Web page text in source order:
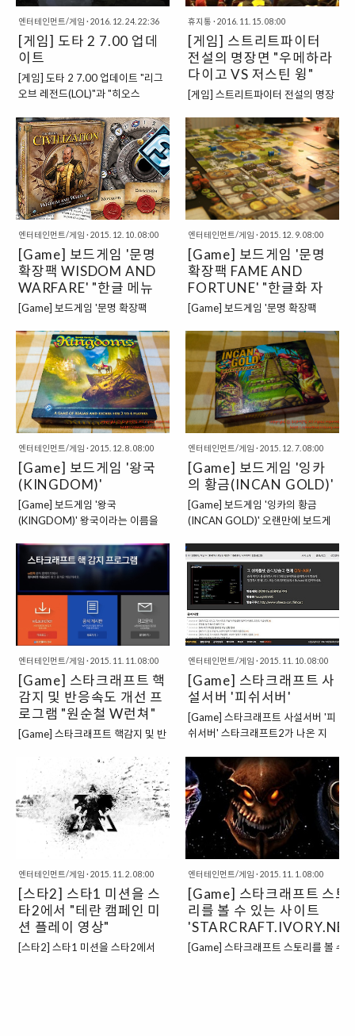
가담했던 야구 선수들 역시도 앞으
로는 더 이상 야구로 밥벌이를 할 수
없도록 아주 강력한 제재를 가하는
것이 보통이지요. 하지만, 스타크래
프트 리그의 경우에는 이것보다 더
욱더 가혹했습니다. "이제 막 자리
잡아가고 있는 스타크래프트 리그
의 존폐 여부에 위협을 준 사건" 스
타크래프트의 승부조작 사건은 다
른 스포츠에 비해서 그 여파가 훨씬
더 컸습니다. 그도 그럴 것이 프로야
구 혹은..
했는데요. 바로 "바투"라는 이름의
게임이었지요. "바투리그에 출전한
바둑 기사들" 바투라는 게임은 바둑
을 기반으로 하지만, 바둑을 조금 변
형시킨 형태의 게임이랍니다. 바둑
의 룰에 컴퓨터 게임과 같은 요소로
추가할 수 있는 부분을 추가한 게임
인데요. 그래도 기반이 바둑이었던
만큼, 바투 게임 리그에서는 우리가
과거에 바둑 리그에서나 볼 수 있었
던 선수들이 "헤드셋"을 쓰고 컴퓨
터 앞에 앉아..
엔터테인먼트/게임 · 2016. 12. 24. 22:36
[게임] 도타 2 7.00 업데
이트
[게임] 도타 2 7.00 업데이트 "리그
오브 레전드(LOL)"과 "히오스
버지 격이라고 할 수 있는 게임인
"도타 2"가 11년 만에 업데이트를
진행했습니다. 기존의 버전은
"6.88"이었는데요. 순식간에 7.00
으로 업데이트가 되면서 많은 부분
이 변경되었습니다. 이번 업데이트
를 통해서 신규 영웅인 "MONKEY
KING(손오공)"을 등장시킴과 동시
에 다양한 부분에 있어서, 대대적인
업데이트를 감행했습니다. 저도 한
때는 도타 2라는 게임을 조금 즐겼
고 있었는데, 갑작스럽게 업데이트
가 단행이 되니 당황스럽기는 합니
다. "방대한 양의 업데이트가 진행
된 도타 2 7.00 버전" "도타 2
7.00" 버전이 공개된 이후, 온라인
에..
휴지통 · 2016. 11. 15. 08:00
[게임] 스트리트파이터
전설의 명장면 "우메하라
다이고 VS 저스틴 윙"
[게임] 스트리트파이터 전설의 명장
개인적으로 격투 게임에 많은 흥미
를 가지고 있지는 않지만, 이 장면은
우연히 한 번쯤이라도 꼭 본 영성이
아닐까 싶다. 이 영상을 처음 보았을
때가 아마도, "역대 최고의 역전 장
면 모음"과 같은 영상에서였다고 할
수 있었는데 스트리트파이터라는
게임을 잘 모르는 소인배닷컴 조차
도 이 장면에 깜작 놀랐다고 할 수
있을 것 같기도 하다. 정말 짧은 순
간이었지만, 이 영상을 한 번만 보고
도 기억이 나서, 나중에 일부러 찾아
보기도 했으니 말이다. ▲ EVO
2014 경기장면 모습 (이미지 출처 :
구글 검색) "미국의 EVO 2004
(Evolution Championship Series
2004)에서 나왔던 전설적인 장면"
그 장면은 바..
엔터테인먼트/게임 · 2015. 12. 10. 08:00
[Game] 보드게임 '문명
확장팩 WISDOM AND
WARFARE' "한글 메뉴
얼"
[Game] 보드게임 '문명 확장팩
메뉴얼" 바로 이전 포스팅에서 "문
명 첫번째 확장팩 FAME AND
FORTUNE"의 가내수공업 한글화
자료를 공개해보았습니다. 이번에
도 그와 비슷한 내용으로 FAME
AND FORTUNE 이후에 출시된 문
명 확장팩과 관련이 있는 자료라고
할 수 있겠습니다. 바로 문명 보드게
임의 두번째 확장팩 "WISDOM
AND WARFARE"의 한글 메뉴얼
버전이라고 할 수 있을 것인데요. 다
른 내용은 없고, 한글 메뉴얼 자료만
한번 업로드를 해보려고 합니다. ▲
문명 2번째 확장팩 WISDOM
AND WARFARE (이미지 출처 : 구
글 검색) "다이브다이스의 빨간고양
이님이 만든 자료" 이전 확장팩 한
글화는 제 지인인 "묵공이"님이 직
엔터테인먼트/게임 · 2015. 12. 9. 08:00
[Game] 보드게임 '문명
확장팩 FAME AND
FORTUNE' "한글화 자
료"
[Game] 보드게임 '문명 확장팩
자료" 한 때는 목요일 저녁마다 "보
드게임 나잇"을 했던 적이 있습니
다. 지금은 PC GAME NIGHT을 하
고 있지만 말이죠. 그래서 예전 포스
팅을 찾아보면, 목요일 저녁에 시드
아이어의 "문명" 보드게임을 함께
즐긴 내용을 담은 포스팅을 블로그
에서 찾아볼 수도 있습니다. 아무튼,
그 포스팅을 보고 많은 분들께서 질
문을 해주신 내용이 있는데요. 그것
은 바로 "문명 확장팩 FAME AND
FORTUNE"의 한글화 버전을 어디
에서 구하느냐는 것이라고 할 수 있
겠습니다. "결론부터 이야기하자면,
공식 한글화버전은 없는 것으로 알
려져있습니다." 그래서 이번에는 간
단하게 결론부터 먼저 이야기를 해
보자고 하면, 제가 알기로는 "문명
의 첫번..
엔터테인먼트/게임 · 2015. 12. 8. 08:00
[Game] 보드게임 '왕국
(KINGDOM)'
[Game] 보드게임 '왕국
(KINGDOM)' 왕국이라는 이름을
기를 해본 "잉카의 황금"이라는 게
임에 비해서 제법 "전략적인 요
수 있을 것이다. 상대적으로 머리를
써야할 일이 많은 게임이라고 할 수
있을 것이고 이것저것 고려해야할
것들이 많이 있는 게임이라고 할 수
있을 것이다. 하지만 이번에도 게임
의 목적은 비슷하다, 다른 플레이어
에 비해서 더욱 더 많은 "돈"을 확보
하는 것이 게임의 목적이라고 할 수
있을 것이다. "총 3라운드로 이루어
져있는 게임, 적절한 곳에 성을 배치
해서 많은 이득을 보도록 하자." 이
게임을 쉽게 설명하자면, 활용할 수
있는 성을 적재적소에 배치해서 많
은 수입을 만들어 내는 것이 목적인
게임이라고 할 수 있을 ..
엔터테인먼트/게임 · 2015. 12. 7. 08:00
[Game] 보드게임 '잉카
의 황금(INCAN GOLD)'
[Game] 보드게임 '잉카의 황금
(INCAN GOLD)' 오랜만에 보드게
하다. 소인배닷컴도 워낙에 예전에
게임을 좋아했던지라, 자연스럽게
이런저런 게임들을 접하게 되었던
그러한 기억이 있는데, 한동안은 게
임에 흥미를 잃었던 적이 있다. 특별
히 컴퓨터로 하는 게임에 흥미를 잃
었던 것인데, 그러면서 사람들과 만
나서 소통하면서 즐길 수 있는 "보
드게임"에는 그 때부터 살짜 관심을
가지게 되었던 것이 아닐까 싶다. 아
무튼 이번에는 "보드게임" 중의 하
나라고 할 수 있는 잉카의 황금이라
한다. ▲ 총 5라운드로 이루어진
INCAN GOLD "일종의 눈치게임이
라고 할 수 있는 잉카의 황금" 잉카
의 황금이라는 게임 자체는 그다지
심오한 게임이 아니..
엔터테인먼트/게임 · 2015. 11. 11. 08:00
[Game] 스타크래프트 핵
감지 및 반응속도 개선 프
로그램 "원순철 W런쳐"
[Game] 스타크래프트 핵감지 및 반
쳐" 스타크래프트가 상당한 인기를
끌면서, 원래의 스타크래프트가 가
진 단점들을 보완하는 프로그램들
이 속속들이 개발되기 시작했다. 가
장 문제가 되었던 부분은 아마도
"핵"과 관련된 문제가 아닐까 싶은
데, 가장 유명한 핵 중의 하나가 바
로 "맵핵"이 아닐까 싶다. 맵핵이라
고 하면, 원래 보이지 않는 지역을
마음대로 볼 수 있어서, 상대방이 무
엇을 하는지 훤히 보면서 플레이할
수 있는 것을 의미하는데, 이러한 맵
핵뿐만 아니라 다양한 다른 핵들도
엔터테인먼트/게임 · 2015. 11. 10. 08:00
[Game] 스타크래프트 사
설서버 '피쉬서버'
[Game] 스타크래프트 사설서버 '피
쉬서버' 스타크래프트2가 나온 지
직도 스타크래프트1을 즐기는 사람
들이 제법 있는 듯 하다. 소인배닷컴
은 최근들어서 스타크래프트1을 플
레이해보지는 않았지만, 그래도 나
름의 인기를 간접적으로 느껴볼 수
있는 그러한 모습이라고 할 수 있을
것인데, 블리자드에서 공식적으로
운영하는 배틀넷이 아니라 다른 사
설 서버에서 운영하는 배틀넷 서버
가 아직도 이렇게 건재하게 있다는
것이 나름의 인기를 반증하는 그러
중에서도 상당히 오랜 역사를 자랑
엔터테인먼트/게임 · 2015. 11. 2. 08:00
[스타2] 스타1 미션을 스
타2에서 "테란 캠페인 미
션 플레이 영상"
[스타2] 스타1 미션을 스타2에서
엔터테인먼트/게임 · 2015. 11. 1. 08:00
[Game] 스타크래프트 스토
리를 볼 수 있는 사이트
[Game] 스타크래프트 스토리를 볼 수